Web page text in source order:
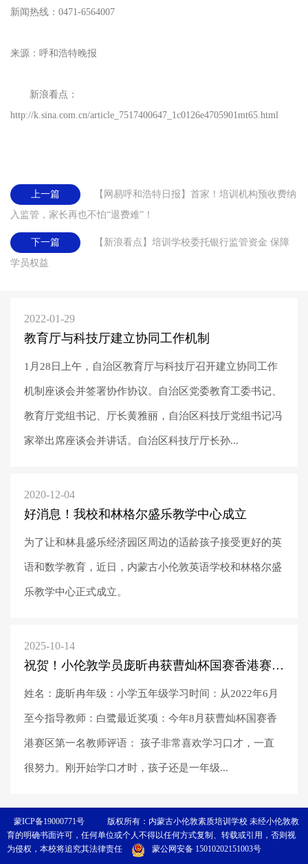
新闻热线：0471-6564007
来源：呼和浩特晚报
新浪看点：
http://k.sina.com.cn/article_7517400647_1c0126e4705901mt65.html
上一篇
【网易呼和浩特日报】首家！培训机构预收费纳
入监管，家长再也不怕“退费难”！
下一篇
【新浪看点】培训学校委托银行监管资金 保障
学员权益
2022-01-29
教育厅与科技厅建立协同工作机制
1月28日上午，自治区教育厅与科技厅召开建立协同工作
机制座谈会并签署协作协议。自治区党委教育工委书记、
教育厅党组书记、厅长黄雅丽，自治区科技厅党组书记冯
家举出席座谈会并讲话。自治区科技厅厅长孙...
2020-12-04
好消息！我校和林格尔盛乐教学中心成立
为了让和林县盛乐经济园区周边的适龄孩子接受更好的英
语和数学教育，近日，内蒙古小伦敦英语学校和林格尔盛
乐教学中心正式成立。
2025-10-14
祝贺！小伦敦学员庞昕冉获曹灿杯国赛香港赛区第一名
姓名：庞昕冉年级：小学五年级学习时间：从2022年6月
至今指导教师：白鹭最近奖项：今年8月获曹灿杯国赛香
港赛区第一名教师评语： 孩子非常喜欢学习口才，一直
很努力。刚开始学口才时，孩子还是一年级...
蒙ICP备19000771号
版权所有：内蒙古小伦敦素质培训学校 未经小伦敦教
育的明确书面许可，任何单位或个人不得以任何方式复制、转载或引用，否则视
为侵权，本校将追究其法律责任
蒙公网安备 15010202151003号